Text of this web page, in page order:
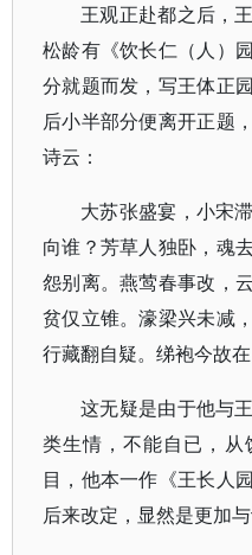
王观正赴都之后，
松龄有《饮长仁（人）
分就题而发，写王体正
后小半部分便离开正题
诗云：
大苏张盛宴，小宋
向谁？芳草人独卧，魂
怨别离。燕莺春事改，
贫仅立锥。濠梁兴未减
行藏翻自疑。绨袍今故
这无疑是由于他与
类生情，不能自已，
目，他本一作《王长人
后来改定，显然是更加与